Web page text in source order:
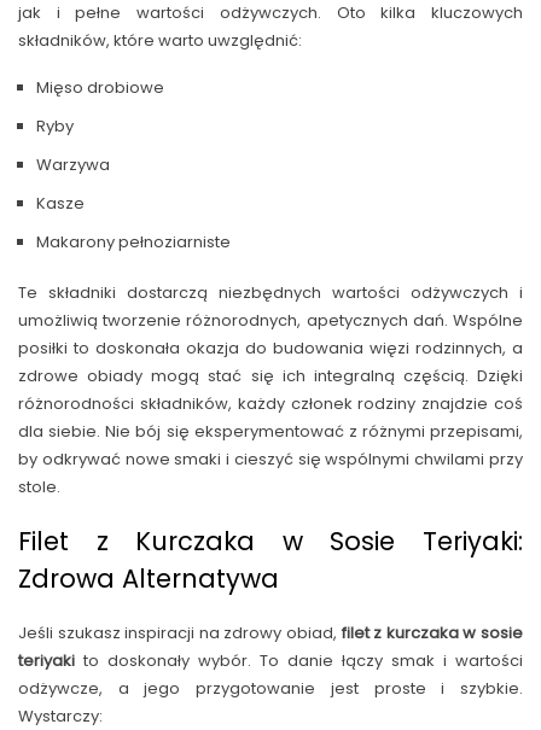
jak i pełne wartości odżywczych. Oto kilka kluczowych
składników, które warto uwzględnić:
Mięso drobiowe
Ryby
Warzywa
Kasze
Makarony pełnoziarniste
Te składniki dostarczą niezbędnych wartości odżywczych i
umożliwią tworzenie różnorodnych, apetycznych dań. Wspólne
posiłki to doskonała okazja do budowania więzi rodzinnych, a
zdrowe obiady mogą stać się ich integralną częścią. Dzięki
różnorodności składników, każdy członek rodziny znajdzie coś
dla siebie. Nie bój się eksperymentować z różnymi przepisami,
by odkrywać nowe smaki i cieszyć się wspólnymi chwilami przy
stole.
Filet z Kurczaka w Sosie Teriyaki:
Zdrowa Alternatywa
Jeśli szukasz inspiracji na zdrowy obiad, filet z kurczaka w sosie
teriyaki to doskonały wybór. To danie łączy smak i wartości
odżywcze, a jego przygotowanie jest proste i szybkie.
Wystarczy: